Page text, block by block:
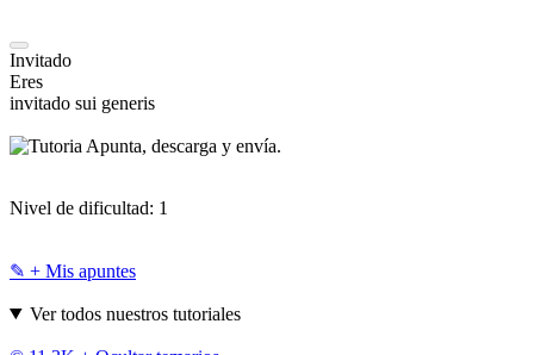
Invitado
Eres
invitado sui generis
Apunta, descarga y envía.
Nivel de dificultad: 1
✎ + Mis apuntes
Ver todos nuestros tutoriales